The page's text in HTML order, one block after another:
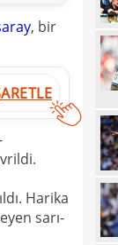
, bir
Harika
sarı-